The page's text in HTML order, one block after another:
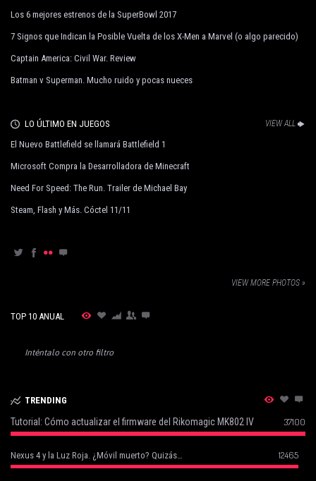
Los 6 mejores estrenos de la SuperBowl 2017
7 Signos que Indican la Posible Vuelta de los X-Men a Marvel (o algo parecido)
Captain America: Civil War. Review
Batman v Superman. Mucho ruido y pocas nueces
LO ÚLTIMO EN JUEGOS VIEW ALL
El Nuevo Battlefield se llamará Battlefield 1
Microsoft Compra la Desarrolladora de Minecraft
Need For Speed: The Run. Trailer de Michael Bay
Steam, Flash y Más. Cóctel 11/11
VIEW MORE PHOTOS »
TOP 10 ANUAL
Inténtalo con otro filtro
TRENDING
Tutorial: Cómo actualizar el firmware del Rikomagic MK802 IV 37100
Nexus 4 y la Luz Roja. ¿Móvil muerto? Quizás… 12465